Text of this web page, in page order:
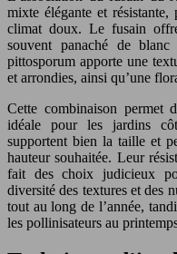
mixte élégante et résistante,
climat doux. Le fusain
souvent panaché de
pittosporum apporte une
et arrondies, ainsi qu’une
Cette combinaison permet
idéale pour les jardins
supportent bien la taille et
hauteur souhaitée. Leur
fait des choix judicieux
diversité des textures et des
tout au long de l’année,
les pollinisateurs au